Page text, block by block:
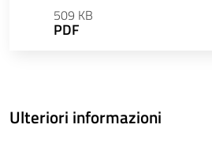
509 KB
PDF
Ulteriori informazioni